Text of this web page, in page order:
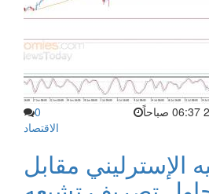
0
الاقتصاد
الإسترليني مقابل